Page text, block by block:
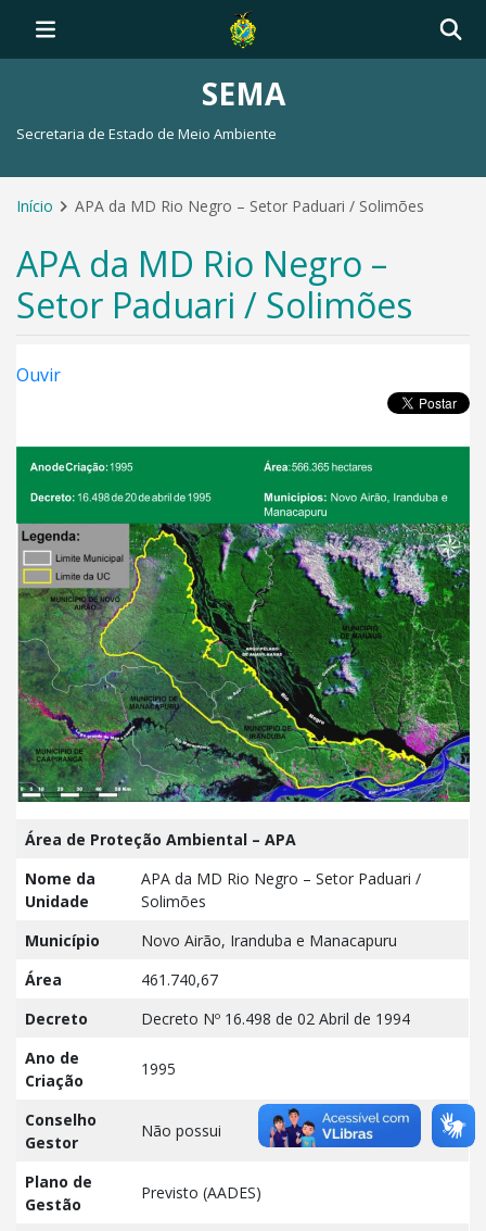
SEMA
Secretaria de Estado de Meio Ambiente
Início APA da MD Rio Negro – Setor Paduari / Solimões
APA da MD Rio Negro –
Setor Paduari / Solimões
Ouvir
Área de Proteção Ambiental – APA
Nome da
Unidade
APA da MD Rio Negro – Setor Paduari /
Solimões
Município
Novo Airão, Iranduba e Manacapuru
Área
461.740,67
Decreto
Decreto Nº 16.498 de 02 Abril de 1994
Ano de
Criação
1995
Conselho
Gestor
Não possui
Plano de
Gestão
Previsto (AADES)